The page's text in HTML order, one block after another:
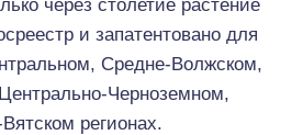
через столетие растение
и запатентовано для
Средне-Волжском,
Черноземном,
регионах.